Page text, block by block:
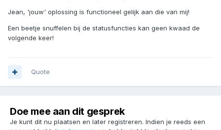
Jean, 'jouw' oplossing is functioneel gelijk aan die van mij!
Een beetje snuffelen bij de statusfuncties kan geen kwaad de
volgende keer!
Quote
Doe mee aan dit gesprek
Je kunt dit nu plaatsen en later registreren. Indien je reeds een